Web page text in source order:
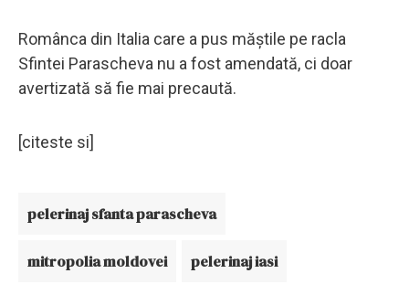
Românca din Italia care a pus măștile pe racla
Sfintei Parascheva nu a fost amendată, ci doar
avertizată să fie mai precaută.
[citeste si]
pelerinaj sfanta parascheva
mitropolia moldovei pelerinaj iasi